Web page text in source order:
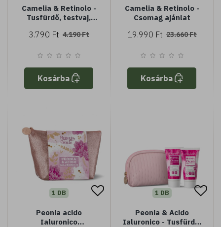
Camelia & Retinolo -
Tusfürdő, testvaj,
3.790 Ft 4.190 Ft
Kosárba
Camelia & Retinolo -
Csomag ajánlat
19.990 Ft 23.660 Ft
Kosárba
1 DB
Peonia acido
Ialuronico
1 DB
Peonia & Acido
Ialuronico - Tusfürdő,